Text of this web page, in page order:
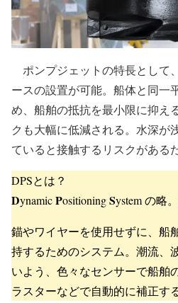
ポンプジェットの特長として
ースの設置が可能。船体と同一
め、船舶の抵抗を最小限に抑え
クも大幅に低減される。水深が
ていると接触するリスクがあるた
DPSとは？
DynamicPositioningSystem の略
錨やワイヤーを使用せずに、船
持するためのシステム。潮流、
いよう、色々なセンサーで船舶
ラスターなどで自動的に補正す